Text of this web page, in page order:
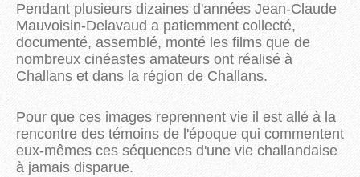
Pendant plusieurs dizaines d'années Jean-Claude
Mauvoisin-Delavaud a patiemment collecté,
documenté, assemblé, monté les films que de
nombreux cinéastes amateurs ont réalisé à
Challans et dans la région de Challans.
Pour que ces images reprennent vie il est allé à la
rencontre des témoins de l'époque qui commentent
eux-mêmes ces séquences d'une vie challandaise
à jamais disparue.